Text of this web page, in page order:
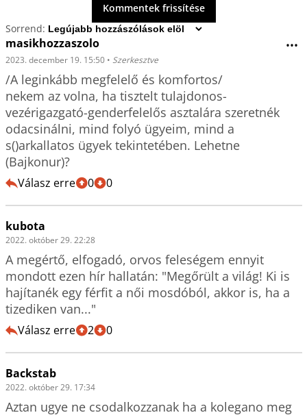
Kommentek frissítése
Sorrend:
masikhozzaszolo •••
2023. december 19. 15:50 • Szerkesztve
/A leginkább megfelelő és komfortos/
nekem az volna, ha tisztelt tulajdonos-
vezérigazgató-genderfelelős asztalára szeretnék
odacsinálni, mind folyó ügyeim, mind a
s()arkallatos ügyek tekintetében. Lehetne
(Bajkonur)?
Válasz erre 0 0
kubota
2022. október 29. 22:28
A megértő, elfogadó, orvos feleségem ennyit
mondott ezen hír hallatán: "Megőrült a világ! Ki is
hajítanék egy férfit a női mosdóból, akkor is, ha a
tizediken van..."
Válasz erre 2 0
Backstab
2022. október 29. 17:34
Aztan ugye ne csodalkozzanak ha a kolegano meg